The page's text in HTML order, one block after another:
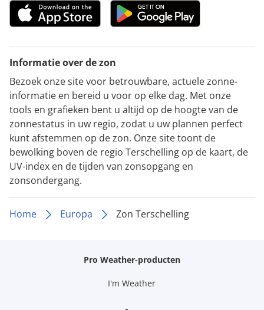
Informatie over de zon
Bezoek onze site voor betrouwbare, actuele zonne-
informatie en bereid u voor op elke dag. Met onze
tools en grafieken bent u altijd op de hoogte van de
zonnestatus in uw regio, zodat u uw plannen perfect
kunt afstemmen op de zon. Onze site toont de
bewolking boven de regio Terschelling op de kaart, de
UV-index en de tijden van zonsopgang en
zonsondergang.
Home Europa Zon Terschelling
Pro Weather-producten
I'm Weather